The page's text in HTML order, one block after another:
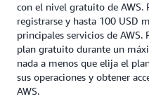
con el nivel gratuito de AWS.
registrarse y hasta 100 USD
principales servicios de AWS.
plan gratuito durante un
nada a menos que elija el
sus operaciones y obtener
AWS.